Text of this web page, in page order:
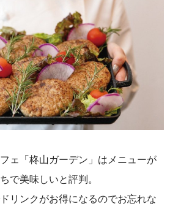
ェ「柊山ガーデン」はメニューが
で美味しいと評判。
リンクがお得になるのでお忘れな